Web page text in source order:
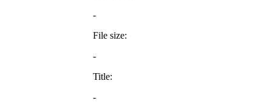
-
File size:
-
Title:
-